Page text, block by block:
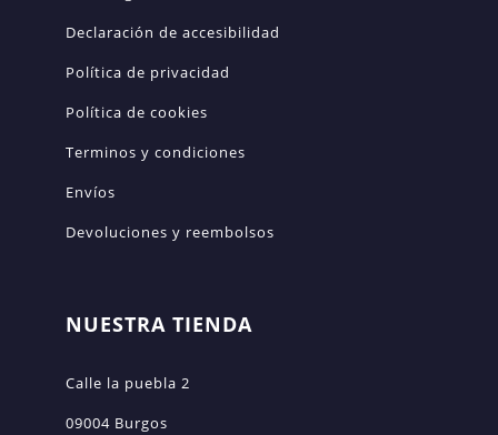
Declaración de accesibilidad
Política de privacidad
Política de cookies
Terminos y condiciones
Envíos
Devoluciones y reembolsos
NUESTRA TIENDA
Calle la puebla 2
09004 Burgos